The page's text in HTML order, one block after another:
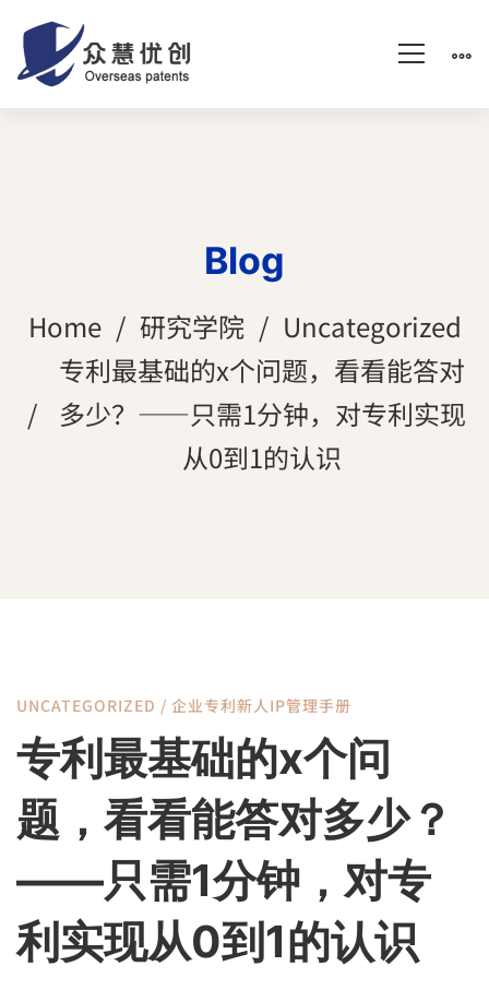
Blog
Home 研究学院
Uncategorized
专利最基础的x个问题，看看能答对
多少？——只需1分钟，对专利实现
从0到1的认识
专
利
最
基
UNCATEGORIZED / 企业专利新人IP管理手册
专利最基础的x个问
题，看看能答对多少？
——只需1分钟，对专
利实现从0到1的认识